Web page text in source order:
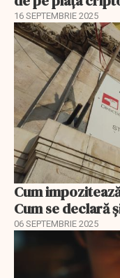
16 SEPTEMBRIE 2025
Cum
Cum se declară
06 SEPTEMBRIE 2025